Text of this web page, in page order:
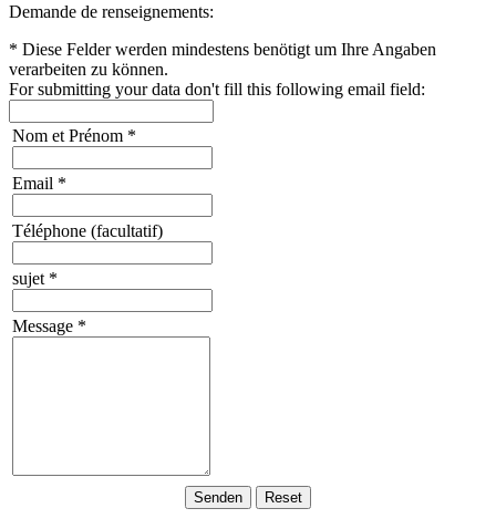
Demande de renseignements:
* Diese Felder werden mindestens benötigt um Ihre Angaben
verarbeiten zu können.
For submitting your data don't fill this following email field:
Nom et Prénom *
Email *
Téléphone (facultatif)
sujet *
Message *